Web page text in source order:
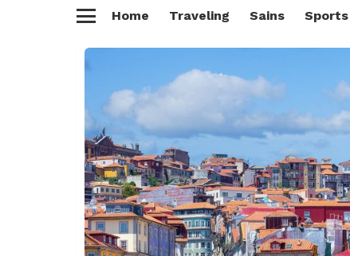
Home Traveling Sains Sports